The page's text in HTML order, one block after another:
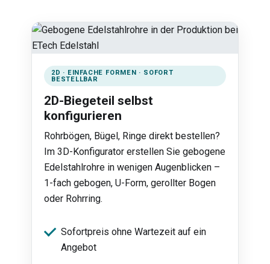
2D · EINFACHE FORMEN · SOFORT
BESTELLBAR
2D-Biegeteil selbst
konfigurieren
Rohrbögen, Bügel, Ringe direkt bestellen?
Im 3D-Konfigurator erstellen Sie gebogene
Edelstahlrohre in wenigen Augenblicken –
1-fach gebogen, U-Form, gerollter Bogen
oder Rohrring.
Sofortpreis ohne Wartezeit auf ein
Angebot